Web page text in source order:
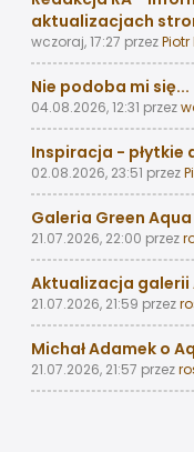
aktualizacjach
wczoraj, 17:27 przez
Nie podoba mi się...
04.08.2026, 12:31 przez
Inspiracja - płytkie
02.08.2026, 23:51 przez
Galeria Green
21.07.2026, 22:00 przez
Aktualizacja galerii
21.07.2026, 21:59 przez
Michał Adamek o
21.07.2026, 21:57 przez